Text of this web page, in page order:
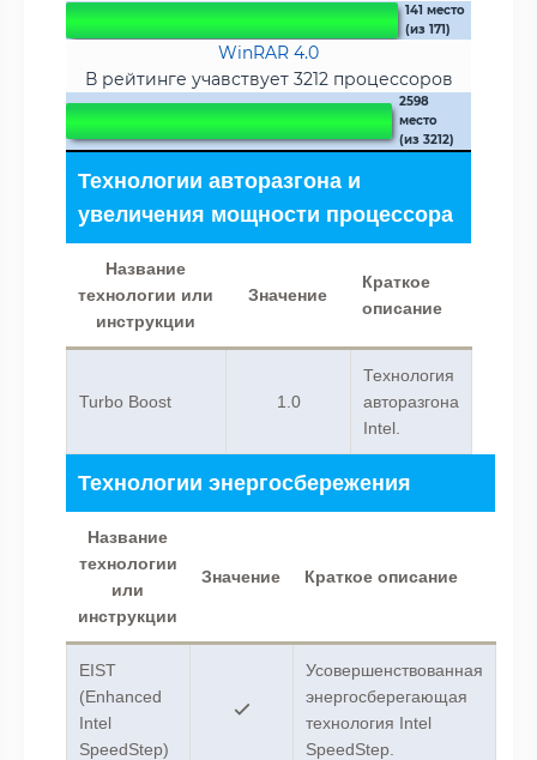
141 место
(из 171)
WinRAR 4.0
В рейтинге учавствует 3212 процессоров
2598
место
(из 3212)
Технологии авторазгона и
увеличения мощности процессора
Название
технологии или
инструкции
Значение
Краткое
описание
Turbo Boost 1.0
Технология
авторазгона
Intel.
Технологии энергосбережения
Название
технологии
или
инструкции
Значение Краткое описание
EIST
(Enhanced
Intel
SpeedStep)
Усовершенствованная
энергосберегающая
технология Intel
SpeedStep.